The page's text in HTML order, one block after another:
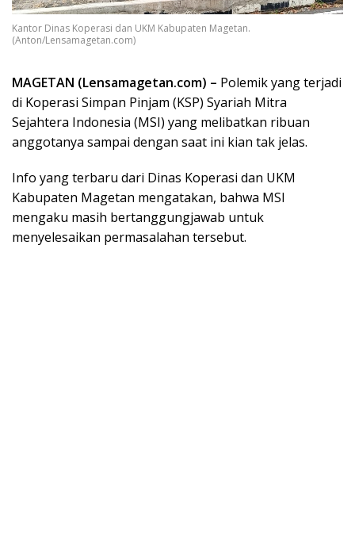
Kantor Dinas Koperasi dan UKM Kabupaten Magetan.
(Anton/Lensamagetan.com)
MAGETAN (Lensamagetan.com) – Polemik yang terjadi
di Koperasi Simpan Pinjam (KSP) Syariah Mitra
Sejahtera Indonesia (MSI) yang melibatkan ribuan
anggotanya sampai dengan saat ini kian tak jelas.
Info yang terbaru dari Dinas Koperasi dan UKM
Kabupaten Magetan mengatakan, bahwa MSI
mengaku masih bertanggungjawab untuk
menyelesaikan permasalahan tersebut.